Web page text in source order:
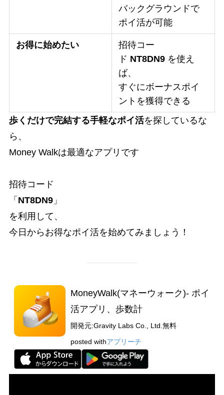
バックグラウンドで
ポイ活が可能
お得に始めたい
招待コー
ド NT8DN9 を使え
ば、
すぐにボーナスポイ
ントを獲得できる
歩くだけで完結する手軽なポイ活を探しているな
ら、
Money Walkは最適なアプリです
招待コード
「 NT8DN9」
を利用して、
今日からお得なポイ活を始めてみましょう！
MoneyWalk(マネーウォーク)- ポイ
活アプリ、歩数計
開発元:Gravity Labs Co., Ltd.無料
posted withアプリーチ